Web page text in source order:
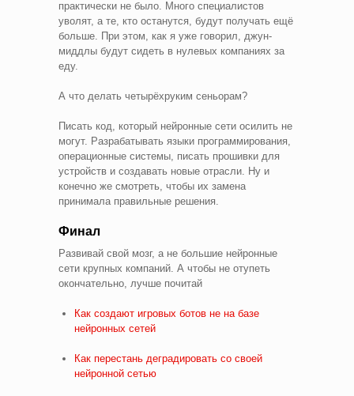
практически не было. Много специалистов
уволят, а те, кто останутся, будут получать ещё
больше. При этом, как я уже говорил, джун-
миддлы будут сидеть в нулевых компаниях за
еду.
А что делать четырёхруким сеньорам?
Писать код, который нейронные сети осилить не
могут. Разрабатывать языки программирования,
операционные системы, писать прошивки для
устройств и создавать новые отрасли. Ну и
конечно же смотреть, чтобы их замена
принимала правильные решения.
Финал
Развивай свой мозг, а не большие нейронные
сети крупных компаний. А чтобы не отупеть
окончательно, лучше почитай
Как создают игровых ботов не на базе
нейронных сетей
Как перестань деградировать со своей
нейронной сетью